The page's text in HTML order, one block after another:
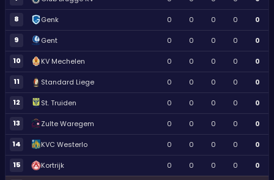
8 Genk 0 0 0 0 0
9 Gent 0 0 0 0 0
10 KV Mechelen 0 0 0 0 0
11 Standard Liege 0 0 0 0 0
12 St. Truiden 0 0 0 0 0
13 Zulte Waregem 0 0 0 0 0
14 KVC Westerlo 0 0 0 0 0
15 Kortrijk 0 0 0 0 0